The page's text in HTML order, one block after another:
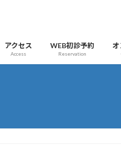
アクセス
Access
WEB初診予約
Reservation
オ